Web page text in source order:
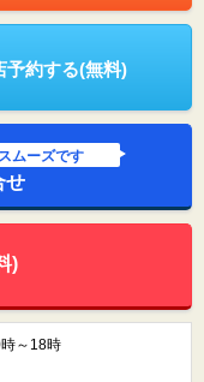
予約する(無料)
ムーズです
せ
)
～18時